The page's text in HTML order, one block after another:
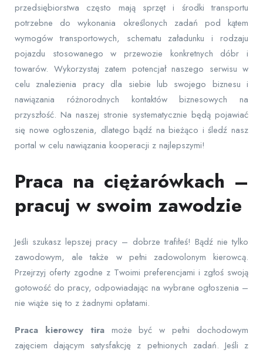
przedsiębiorstwa często mają sprzęt i środki transportu
potrzebne do wykonania określonych zadań pod kątem
wymogów transportowych, schematu załadunku i rodzaju
pojazdu stosowanego w przewozie konkretnych dóbr i
towarów. Wykorzystaj zatem potencjał naszego serwisu w
celu znalezienia pracy dla siebie lub swojego biznesu i
nawiązania różnorodnych kontaktów biznesowych na
przyszłość. Na naszej stronie systematycznie będą pojawiać
się nowe ogłoszenia, dlatego bądź na bieżąco i śledź nasz
portal w celu nawiązania kooperacji z najlepszymi!
Praca na ciężarówkach –
pracuj w swoim zawodzie
Jeśli szukasz lepszej pracy – dobrze trafiłeś! Bądź nie tylko
zawodowym, ale także w pełni zadowolonym kierowcą.
Przejrzyj oferty zgodne z Twoimi preferencjami i zgłoś swoją
gotowość do pracy, odpowiadając na wybrane ogłoszenia –
nie wiąże się to z żadnymi opłatami.
Praca kierowcy tira może być w pełni dochodowym
zajęciem dającym satysfakcję z pełnionych zadań. Jeśli z